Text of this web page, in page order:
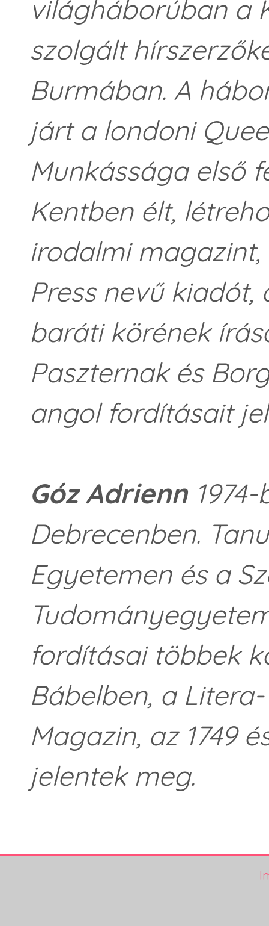
világháborúban a
szolgált
Burmában. A
járt a londoni
Munkássága első
Kentben élt,
irodalmi
Press nevű kiadót,
baráti körének
Paszternak és
angol fordításait
Góz Adrienn
Debrecenben.
Egyetemen és a
fordításai többek
Bábelben, a
Magazin, az 1749
jelentek meg.